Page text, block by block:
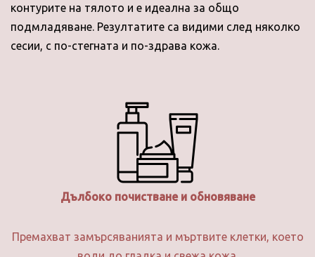
контурите на тялото и е идеална за общо
подмладяване. Резултатите са видими след няколко
сесии, с по-стегната и по-здрава кожа.
Дълбоко почистване и обновяване
Премахват замърсяванията и мъртвите клетки, което